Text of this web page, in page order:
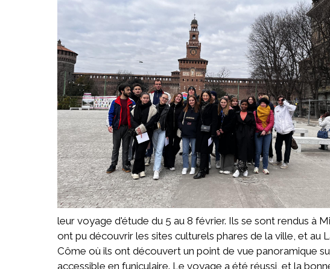
leur voyage d'étude du 5 au 8 février. Ils se sont rendus à
ont pu découvrir les sites culturels phares de la ville, et au
Côme où ils ont découvert un point de vue panoramique
accessible en funiculaire. Le voyage a été réussi, et la